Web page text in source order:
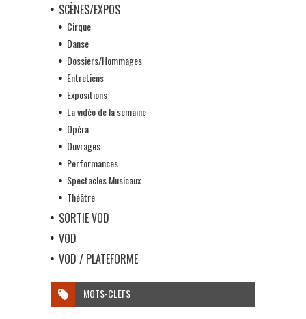
SCÈNES/EXPOS
Cirque
Danse
Dossiers/Hommages
Entretiens
Expositions
La vidéo de la semaine
Opéra
Ouvrages
Performances
Spectacles Musicaux
Théâtre
SORTIE VOD
VOD
VOD / PLATEFORME
MOTS-CLEFS